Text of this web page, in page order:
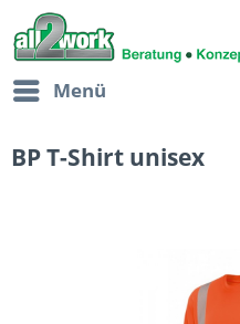
Menü
BP T-Shirt unisex